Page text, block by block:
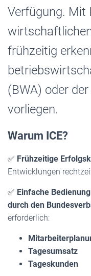
Verfügung. Mit
frühzeitig
(BWA) oder
vorliegen.
Warum ICE?
✅ Frühzeitige
Entwicklungen
✅ Einfache Bedienung
durch den
erforderlich:
Tagesumsatz
Tageskunden